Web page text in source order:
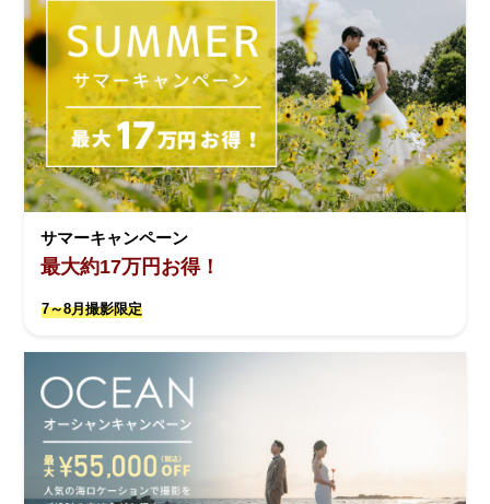
サマーキャンペーン
最大約17万円お得！
7～8月撮影限定